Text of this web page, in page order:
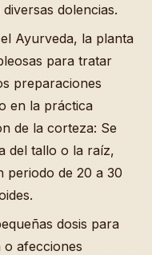
dolencias.
Ayurveda, la planta
para tratar
preparaciones
en la práctica
de la corteza: Se
del tallo o la raíz,
periodo de 20 a 30
dosis para
afecciones